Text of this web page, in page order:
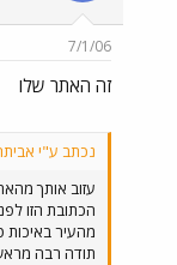
7/1/06
זה האתר שלו
נכתב ע"י
עזוב אותך
הכתובת הזו
מהעיר באיכות
תודה רבה